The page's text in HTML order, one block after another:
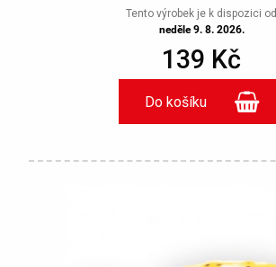
Tento výrobek je k dispozici od
neděle 9. 8. 2026.
139 Kč